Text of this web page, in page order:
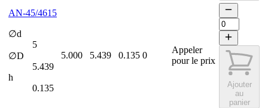
AN-45/4615
∅d
5
∅D
5.439
h
0.135
5.000 5.439 0.135 0
Appeler
pour le prix
Ajouter
au
panier